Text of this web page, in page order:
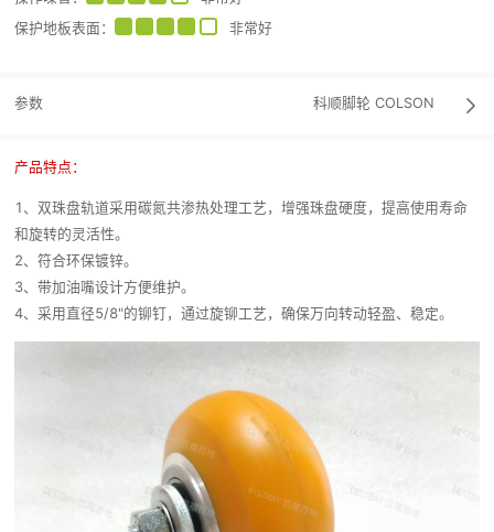
保护地板表面 ： 非常好
参数 科顺脚轮 COLSON 
产品特点：
1、双珠盘轨道采用碳氮共渗热处理工艺，增强珠盘硬度，提高使用寿命
和旋转的灵活性。
2、符合环保镀锌。
3、带加油嘴设计方便维护。
4、采用直径5/8"的铆钉，通过旋铆工艺，确保万向转动轻盈、稳定。